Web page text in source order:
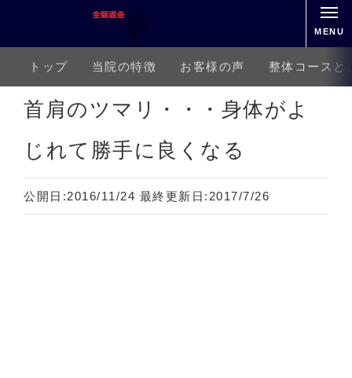
MENU
トップ 当院の特徴 お客様の声 整体コースと
ホーム 上半身の痛み 肩こり 首肩のツマリ・・・身体がよじれて勝手に良くなる
首肩のツマリ・・・身体がよ
じれて勝手に良くなる
公開日:2016/11/24 最終更新日: 2017/7/26